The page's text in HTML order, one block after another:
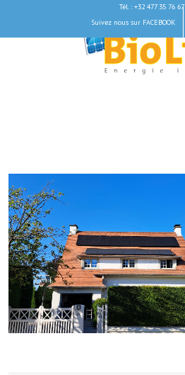
Tél. : +32 477 35 76 67
Suivez nous sur FACEBOOK